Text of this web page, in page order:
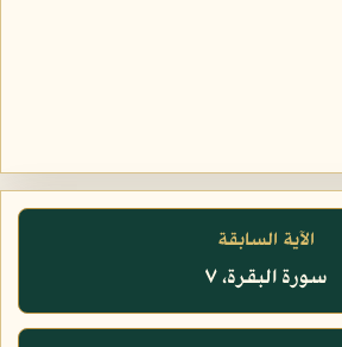
الآية السابقة
سورة البقرة، ٧